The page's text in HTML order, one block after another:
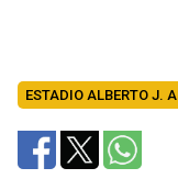
ESTADIO ALBERTO J.